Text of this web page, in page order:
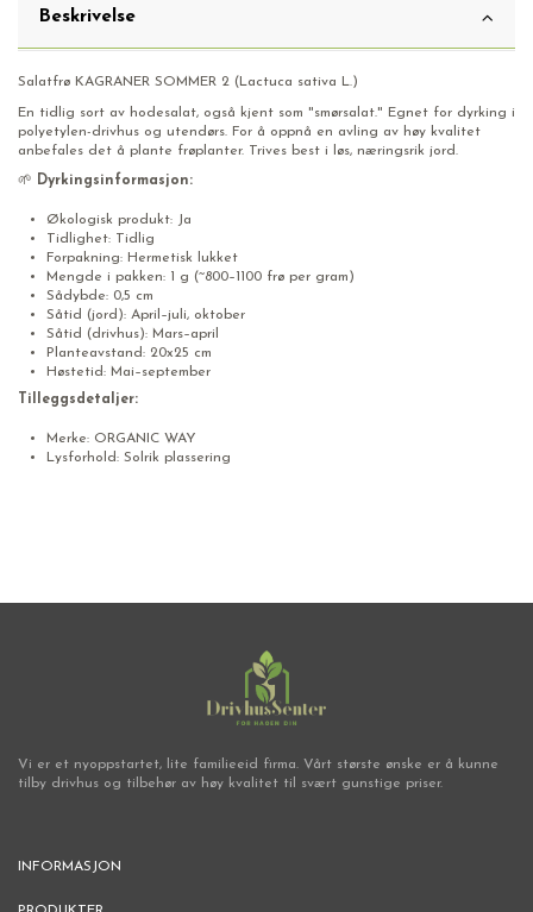
Beskrivelse
Salatfrø KAGRANER SOMMER 2 (Lactuca sativa L.)
En tidlig sort av hodesalat, også kjent som "smørsalat." Egnet for dyrking i
polyetylen-drivhus og utendørs. For å oppnå en avling av høy kvalitet
anbefales det å plante frøplanter. Trives best i løs, næringsrik jord.
🌱 Dyrkingsinformasjon:
Økologisk produkt: Ja
Tidlighet: Tidlig
Forpakning: Hermetisk lukket
Mengde i pakken: 1 g (~800–1100 frø per gram)
Sådybde: 0,5 cm
Såtid (jord): April–juli, oktober
Såtid (drivhus): Mars–april
Planteavstand: 20x25 cm
Høstetid: Mai–september
Tilleggsdetaljer:
Merke: ORGANIC WAY
Lysforhold: Solrik plassering
Vi er et nyoppstartet, lite familieeid firma. Vårt største ønske er å kunne
tilby drivhus og tilbehør av høy kvalitet til svært gunstige priser.
INFORMASJON